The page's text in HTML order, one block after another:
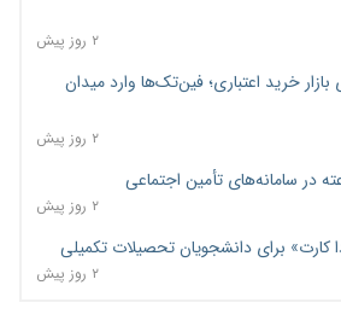
۲ روز پیش
بازار خرید اعتباری؛ فین‌تک‌ها وارد میدان
۲ روز پیش
۲ روز پیش
کارت» برای دانشجویان تحصیلات تکمیلی
۲ روز پیش